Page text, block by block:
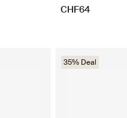
CHF64
35% Deal